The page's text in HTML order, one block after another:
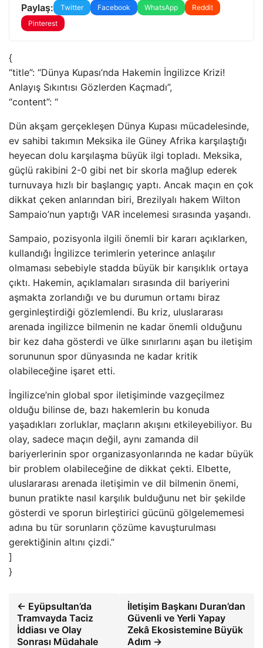
Paylaş: Twitter Facebook WhatsApp
Reddit
Pinterest
{
“title”: “Dünya Kupası’nda Hakemin İngilizce Krizi!
Anlayış Sıkıntısı Gözlerden Kaçmadı”,
“content”: “
Dün akşam gerçekleşen Dünya Kupası mücadelesinde,
ev sahibi takımın Meksika ile Güney Afrika karşılaştığı
heyecan dolu karşılaşma büyük ilgi topladı. Meksika,
güçlü rakibini 2-0 gibi net bir skorla mağlup ederek
turnuvaya hızlı bir başlangıç yaptı. Ancak maçın en çok
dikkat çeken anlarından biri, Brezilyalı hakem Wilton
Sampaio’nun yaptığı VAR incelemesi sırasında yaşandı.
Sampaio, pozisyonla ilgili önemli bir kararı açıklarken,
kullandığı İngilizce terimlerin yeterince anlaşılır
olmaması sebebiyle stadda büyük bir karışıklık ortaya
çıktı. Hakemin, açıklamaları sırasında dil bariyerini
aşmakta zorlandığı ve bu durumun ortamı biraz
gerginleştirdiği gözlemlendi. Bu kriz, uluslararası
arenada ingilizce bilmenin ne kadar önemli olduğunu
bir kez daha gösterdi ve ülke sınırlarını aşan bu iletişim
sorununun spor dünyasında ne kadar kritik
olabileceğine işaret etti.
İngilizce’nin global spor iletişiminde vazgeçilmez
olduğu bilinse de, bazı hakemlerin bu konuda
yaşadıkları zorluklar, maçların akışını etkileyebiliyor. Bu
olay, sadece maçın değil, aynı zamanda dil
bariyerlerinin spor organizasyonlarında ne kadar büyük
bir problem olabileceğine de dikkat çekti. Elbette,
uluslararası arenada iletişimin ve dil bilmenin önemi,
bunun pratikte nasıl karşılık bulduğunu net bir şekilde
gösterdi ve sporun birleştirici gücünü gölgelememesi
adına bu tür sorunların çözüme kavuşturulması
gerektiğinin altını çizdi.”
]
}
← Eyüpsultan’da
Tramvayda Taciz
İddiası ve Olay
Sonrası Müdahale
İletişim Başkanı Duran’dan
Güvenli ve Yerli Yapay
Zekâ Ekosistemine Büyük
Adım →